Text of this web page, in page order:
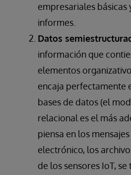
empresariales
informes.
Datos
información que
elementos
encaja perfectamente
bases de datos (el
relacional es el más
piensa en los
electrónico, los
de los sensores IoT,